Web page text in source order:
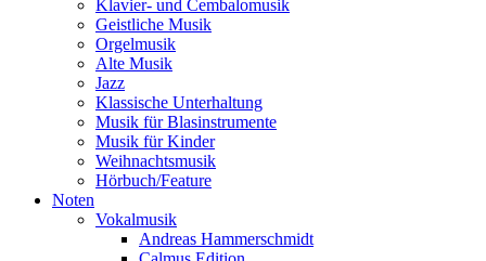
Klavier- und Cembalomusik
Geistliche Musik
Orgelmusik
Alte Musik
Jazz
Klassische Unterhaltung
Musik für Blasinstrumente
Musik für Kinder
Weihnachtsmusik
Hörbuch/Feature
Noten
Vokalmusik
Andreas Hammerschmidt